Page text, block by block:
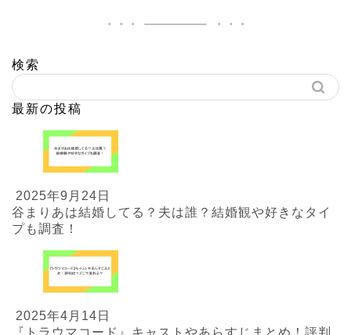
検索
最新の投稿
2025年9月24日
谷まりあは結婚してる？夫は誰？結婚観や好きなタイ
プも調査！
2025年4月14日
『トラウマコード』キャストやあらすじまとめ！評判